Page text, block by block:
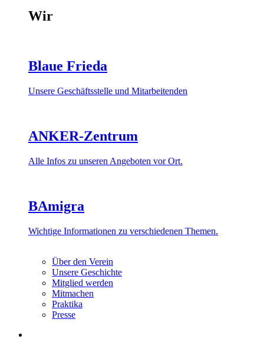
Wir
Blaue Frieda
Unsere Geschäftsstelle und Mitarbeitenden
ANKER-Zentrum
Alle Infos zu unseren Angeboten vor Ort.
BAmigra
Wichtige Informationen zu verschiedenen Themen.
Über den Verein
Unsere Geschichte
Mitglied werden
Mitmachen
Praktika
Presse